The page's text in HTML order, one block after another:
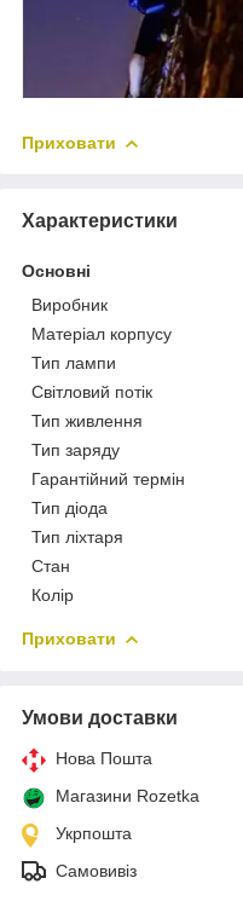
Приховати
Характеристики
Основні
Виробник
Матеріал корпусу
Тип лампи
Світловий потік
Тип живлення
Тип заряду
Гарантійний термін
Тип діода
Тип ліхтаря
Стан
Колір
Приховати
Умови доставки
Нова Пошта
Магазини Rozetka
Укрпошта
Самовивіз